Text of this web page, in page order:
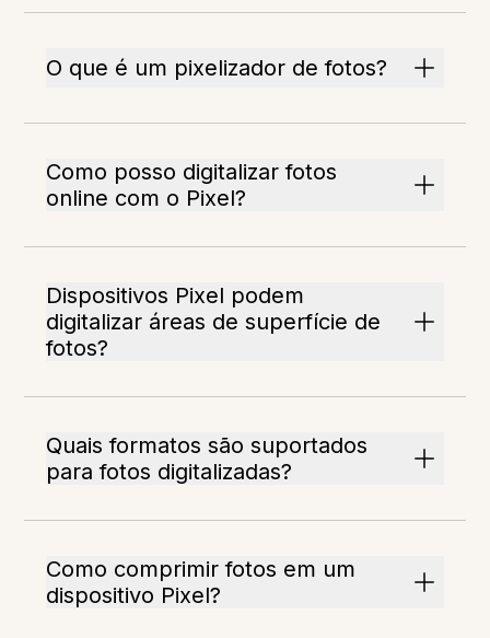
O que é um pixelizador de fotos?
Como posso digitalizar fotos
online com o Pixel?
Dispositivos Pixel podem
digitalizar áreas de superfície de
fotos?
Quais formatos são suportados
para fotos digitalizadas?
Como comprimir fotos em um
dispositivo Pixel?